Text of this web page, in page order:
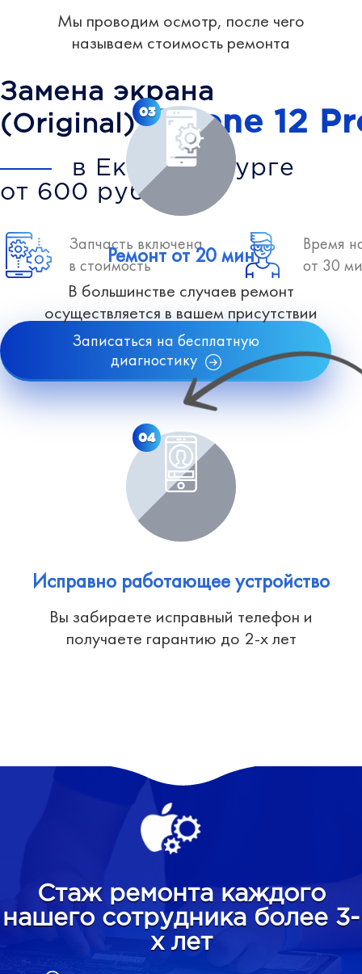
Замена экрана
(Original) iPhone 12
в Екатеринбурге
от 600 рублей
Запчасть включена
в стоимость
Время
от 30
Записаться на бесплатную
диагностику
Мы проводим осмотр, после чего
называем стоимость ремонта
03
Ремонт от 20 мин
В большинстве случаев ремонт
осуществляется в вашем присутствии
04
Исправно работающее устройство
Вы забираете исправный телефон и
получаете гарантию до 2-х лет
Стаж ремонта каждого
нашего сотрудника более 3-
х лет